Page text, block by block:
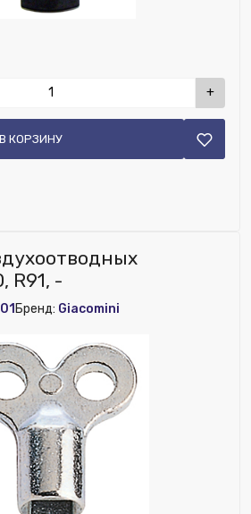
+
В КОРЗИНУ
R91, -
Бренд: Giacomini